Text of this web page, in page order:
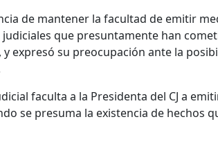
de mantener la facultad de emitir
que presuntamente han
expresó su preocupación ante la
faculta a la Presidenta del CJ a
se presuma la existencia de hechos